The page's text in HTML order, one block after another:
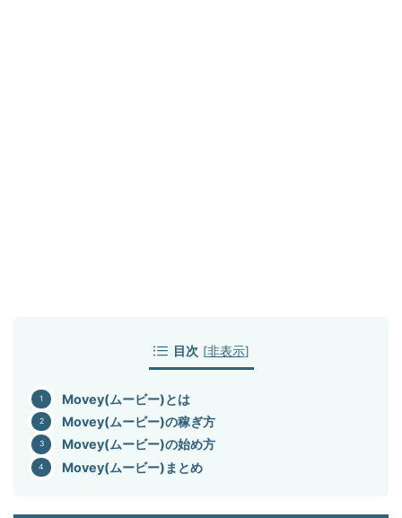
目次 [非表示]
Movey(ムービー)とは
Movey(ムービー)の稼ぎ方
Movey(ムービー)の始め方
Movey(ムービー)まとめ